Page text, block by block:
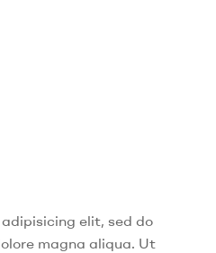
elit, sed do
magna aliqua. Ut